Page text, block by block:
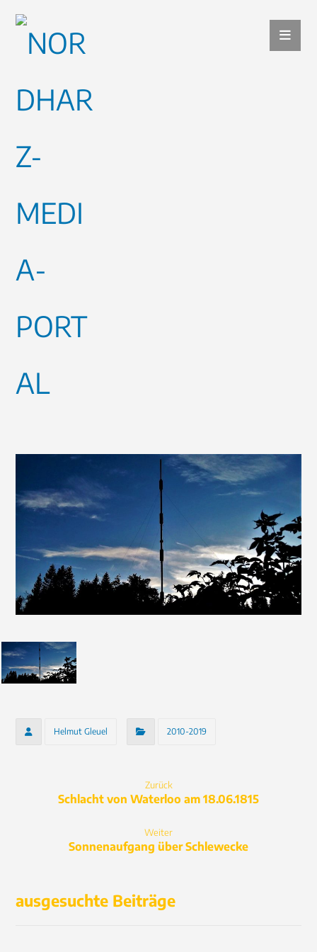
Helmut Gleuel 2010-2019
Zurück
Schlacht von Waterloo am 18.06.1815
Weiter
Sonnenaufgang über Schlewecke
ausgesuchte Beiträge